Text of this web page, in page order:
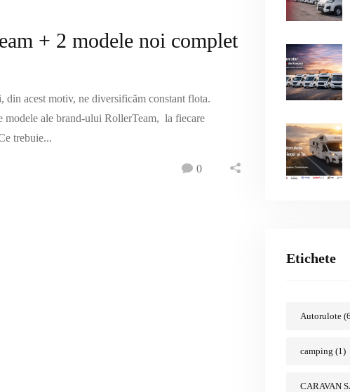
+ 2 modele noi complet
din acest motiv, ne diversificăm constant flota.
modele ale brand-ului RollerTeam, la fiecare
trebuie...
0
Etichete
Autorulote
camping (1)
CARAVAN